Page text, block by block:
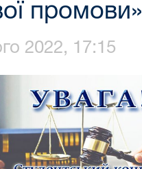
промови»
2022, 17:15